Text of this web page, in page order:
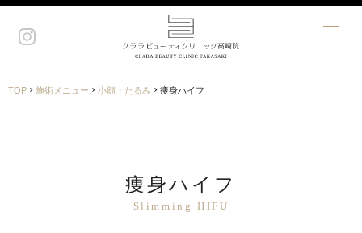
TOP › 施術メニュー › 小顔・たるみ › 痩身ハイフ
痩身ハイフ
Slimming HIFU